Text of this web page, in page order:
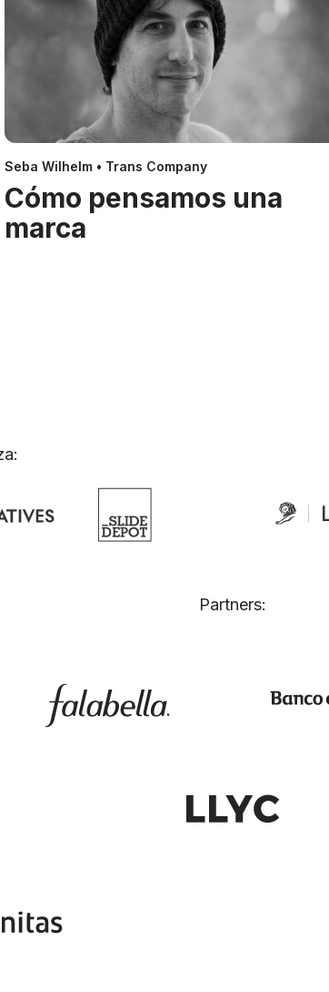
Seba Wilhelm • Trans Company
Cómo pensamos una
marca
Partners: